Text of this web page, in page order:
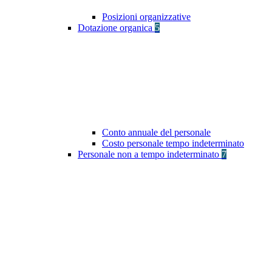
Posizioni organizzative
Dotazione organica 5
Conto annuale del personale
Costo personale tempo indeterminato
Personale non a tempo indeterminato 7